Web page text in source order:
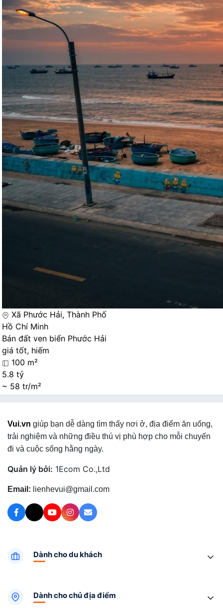
Xã Phước Hải, Thành Phố
Hồ Chí Minh
Bán đất ven biển Phước Hải
giá tốt, hiếm
100 m²
5.8 tỷ
~ 58 tr/m²
Vui.vn giúp bạn dễ dàng tìm thấy nơi ở, địa điểm ăn uống,
trải nghiệm và những điều thú vị phù hợp cho mỗi chuyến
đi và cuộc sống hằng ngày.
Quản lý bởi: 1Ecom Co.,Ltd
Email: lienhevui@gmail.com
Dành cho du khách
Dành cho chủ địa điểm